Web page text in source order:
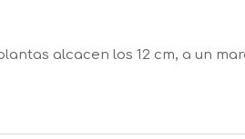
alcacen los 12 cm, a un